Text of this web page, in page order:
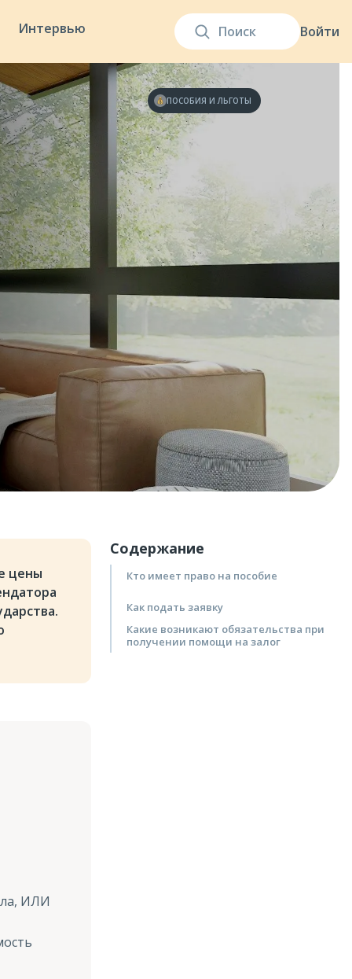
Войти
Интервью
ПОСОБИЯ И ЛЬГОТЫ
Содержание
Кто имеет право на пособие
Как подать заявку
Какие возникают обязательства при
получении помощи на залог
цены
ИЛИ